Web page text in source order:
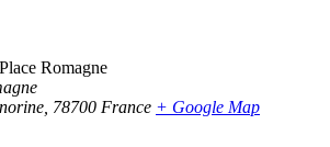
Romagne
78700 France + Google Map